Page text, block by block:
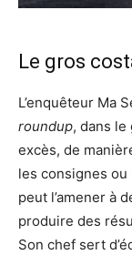
Le gros
L’enquêteur Ma
roundup, dans le
excès, de
les consignes
peut l’amener à
produire des
Son chef sert